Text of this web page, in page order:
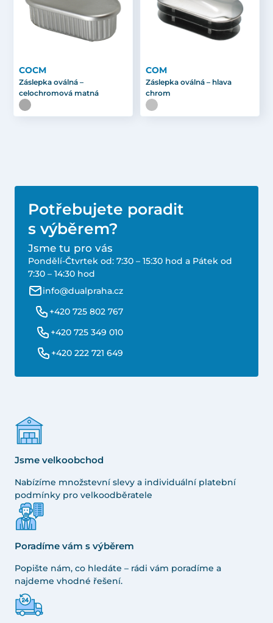
COCM
Záslepka oválná –
celochromová matná
COM
Záslepka oválná – hlava
chrom
Potřebujete poradit
s výběrem?
Jsme tu pro vás
Pondělí-Čtvrtek od: 7:30 – 15:30 hod a Pátek od
7:30 – 14:30 hod
info@dualpraha.cz
+420 725 802 767
+420 725 349 010
+420 222 721 649
Jsme velkoobchod
Nabízíme množstevní slevy a individuální platební
podmínky pro velkoodběratele
Poradíme vám s výběrem
Popište nám, co hledáte – rádi vám poradíme a
najdeme vhodné řešení.